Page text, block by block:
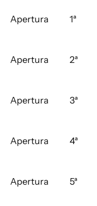
Apertura 1ª
Apertura 2ª
Apertura 3ª
Apertura 4ª
Apertura 5ª